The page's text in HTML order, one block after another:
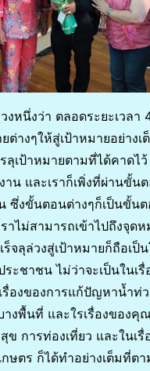
งหนึ่งว่า ตลอดระยะเวลา
ต่างๆให้สู่เป้าหมายอย่างเ
ลุเป้าหมายตามที่ได้คาดไ
น และเราก็เพิ่งที่ผ่านขั้น
ซึ่งขั้นตอนต่างๆก็เป็นขั้น
าไม่สามารถเข้าไปถึงจุด
จลุล่วงสู่เป้าหมายก็ถือเป็
ะชาชน ไม่ว่าจะเป็นในเรื่
รื่องของการแก้ปัญหาน้ำท่
างพื้นที่ และใรเรื่องของ
ข การท่องเที่ยว และในเรื่
ษตร ก็ได้ทำอย่างเต็มที่ต